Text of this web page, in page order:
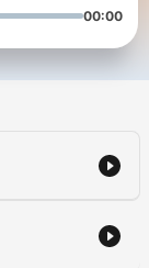
00:00